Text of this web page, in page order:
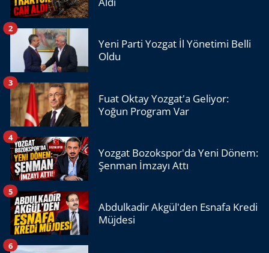
Yeni Parti Yozgat İl Yönetimi Belli
Oldu
2
Fuat Oktay Yozgat'a Geliyor:
Yoğun Program Var
3
Yozgat Bozokspor'da Yeni Dönem:
Şenman İmzayı Attı
4
Abdulkadir Akgül'den Esnafa Kredi
Müjdesi
5
6